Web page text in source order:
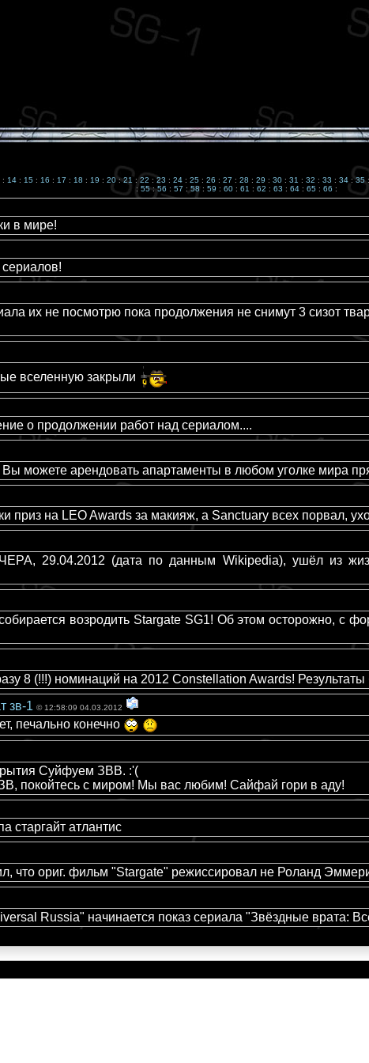
: 14 : 15 : 16 : 17 : 18 : 19 : 20:21 :22 :23 : 24 : 25 : 26 : 27 : 28 : 29 : 30 : 31 : 32 : 33 : 34 :35:
: 55:56 : 57 :58: 59 : 60: 61 : 62 : 63 : 64: 65 : 66 :
в мире!
их не посмотрю пока продолжения не снимут 3 сизот
вселенную закрыли
о продолжении работ над сериалом....
можете арендовать апартаменты в любом уголке мира
приз на LEO Awards за макияж, а Sanctuary всех порвал,
29.04.2012 (дата по данным Wikipedia), ушёл из
возродить Stargate SG1! Об этом осторожно, с
8 (!!!) номинаций на 2012 Constellation Awards!
зв-1 © 12:58:09 04.03.2012
печально конечно
Суйфуем ЗВВ. :'(
покойтесь с миром! Мы вас любим! Сайфай гори в аду!
старгайт атлантис
что ориг. фильм "Stargate" режиссировал не Роланд
Russia" начинается показ сериала "Звёздные врата: